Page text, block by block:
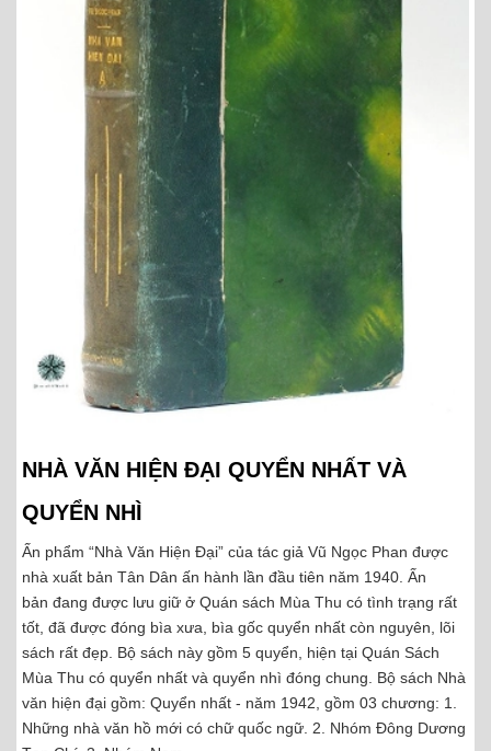
NHÀ VĂN HIỆN ĐẠI QUYỂN NHẤT VÀ
QUYỂN NHÌ
Ấn phẩm “Nhà Văn Hiện Đại” của tác giả Vũ Ngọc Phan được
nhà xuất bản Tân Dân ấn hành lần đầu tiên năm 1940. Ấn
bản đang được lưu giữ ở Quán sách Mùa Thu có tình trạng rất
tốt, đã được đóng bìa xưa, bìa gốc quyển nhất còn nguyên, lõi
sách rất đẹp. Bộ sách này gồm 5 quyển, hiện tại Quán Sách
Mùa Thu có quyển nhất và quyển nhì đóng chung. Bộ sách Nhà
văn hiện đại gồm: Quyển nhất - năm 1942, gồm 03 chương: 1.
Những nhà văn hồ mới có chữ quốc ngữ. 2. Nhóm Đông Dương